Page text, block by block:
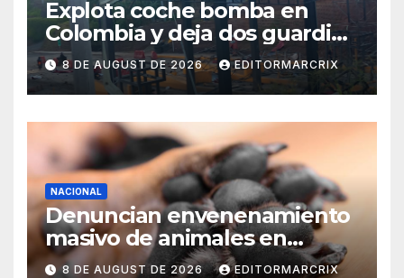
Explota coche bomba en
Colombia y deja dos guardias
heridos
8 DE AUGUST DE 2026 EDITORMARCRIX
NACIONAL
Denuncian envenenamiento
masivo de animales en
Querétaro
8 DE AUGUST DE 2026 EDITORMARCRIX